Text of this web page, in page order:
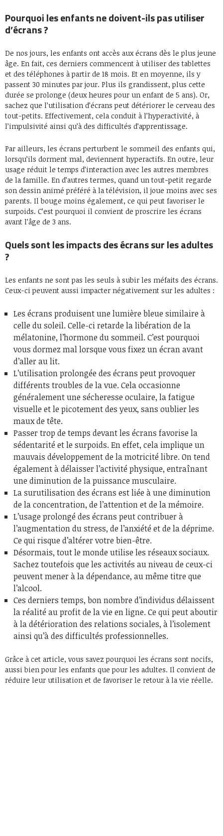
Pourquoi les enfants ne doivent-ils pas utiliser
d’écrans ?
De nos jours, les enfants ont accès aux écrans dès le plus jeune
âge. En fait, ces derniers commencent à utiliser des tablettes
et des téléphones à partir de 18 mois. Et en moyenne, ils y
passent 30 minutes par jour. Plus ils grandissent, plus cette
durée se prolonge (deux heures pour un enfant de 5 ans). Or,
sachez que l’utilisation d’écrans peut détériorer le cerveau des
tout-petits. Effectivement, cela conduit à l’hyperactivité, à
l’impulsivité ainsi qu’à des difficultés d’apprentissage.
Par ailleurs, les écrans perturbent le sommeil des enfants qui,
lorsqu’ils dorment mal, deviennent hyperactifs. En outre, leur
usage réduit le temps d’interaction avec les autres membres
de la famille. En d’autres termes, quand un tout-petit regarde
son dessin animé préféré à la télévision, il joue moins avec ses
parents. Il bouge moins également, ce qui peut favoriser le
surpoids. C’est pourquoi il convient de proscrire les écrans
avant l’âge de 3 ans.
Quels sont les impacts des écrans sur les adultes
?
Les enfants ne sont pas les seuls à subir les méfaits des écrans.
Ceux-ci peuvent aussi impacter négativement sur les adultes :
Les écrans produisent une lumière bleue similaire à
celle du soleil. Celle-ci retarde la libération de la
mélatonine, l’hormone du sommeil. C’est pourquoi
vous dormez mal lorsque vous fixez un écran avant
d’aller au lit.
L’utilisation prolongée des écrans peut provoquer
différents troubles de la vue. Cela occasionne
généralement une sécheresse oculaire, la fatigue
visuelle et le picotement des yeux, sans oublier les
maux de tête.
Passer trop de temps devant les écrans favorise la
sédentarité et le surpoids. En effet, cela implique un
mauvais développement de la motricité libre. On tend
également à délaisser l’activité physique, entraînant
une diminution de la puissance musculaire.
La surutilisation des écrans est liée à une diminution
de la concentration, de l’attention et de la mémoire.
L’usage prolongé des écrans peut contribuer à
l’augmentation du stress, de l’anxiété et de la déprime.
Ce qui risque d’altérer votre bien-être.
Désormais, tout le monde utilise les réseaux sociaux.
Sachez toutefois que les activités au niveau de ceux-ci
peuvent mener à la dépendance, au même titre que
l’alcool.
Ces derniers temps, bon nombre d’individus délaissent
la réalité au profit de la vie en ligne. Ce qui peut aboutir
à la détérioration des relations sociales, à l’isolement
ainsi qu’à des difficultés professionnelles.
Grâce à cet article, vous savez pourquoi les écrans sont nocifs,
aussi bien pour les enfants que pour les adultes. Il convient de
réduire leur utilisation et de favoriser le retour à la vie réelle.